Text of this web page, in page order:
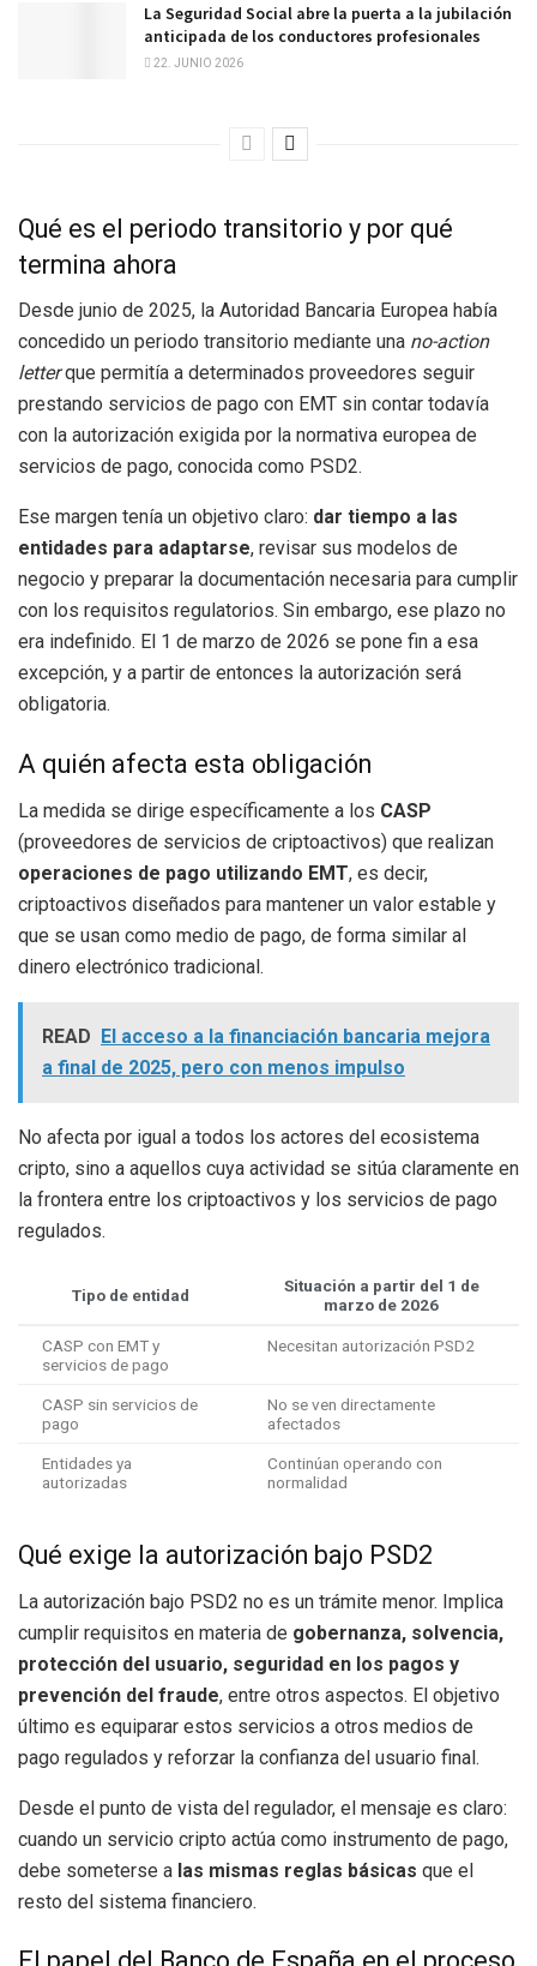
La Seguridad Social abre la puerta a la jubilación
anticipada de los conductores profesionales
22. JUNIO 2026
Qué es el periodo transitorio y por qué
termina ahora
Desde junio de 2025, la Autoridad Bancaria Europea había
concedido un periodo transitorio mediante una no-action
letterque permitía a determinados proveedores seguir
prestando servicios de pago con EMT sin contar todavía
con la autorización exigida por la normativa europea de
servicios de pago, conocida como PSD2.
Ese margen tenía un objetivo claro: dar tiempo a las
entidades para adaptarse, revisar sus modelos de
negocio y preparar la documentación necesaria para cumplir
con los requisitos regulatorios. Sin embargo, ese plazo no
era indefinido. El 1 de marzo de 2026 se pone fin a esa
excepción, y a partir de entonces la autorización será
obligatoria.
A quién afecta esta obligación
La medida se dirige específicamente a los CASP
(proveedores de servicios de criptoactivos) que realizan
operaciones de pago utilizando EMT, es decir,
criptoactivos diseñados para mantener un valor estable y
que se usan como medio de pago, de forma similar al
dinero electrónico tradicional.
READ El acceso a la financiación bancaria mejora
a final de 2025, pero con menos impulso
No afecta por igual a todos los actores del ecosistema
cripto, sino a aquellos cuya actividad se sitúa claramente en
la frontera entre los criptoactivos y los servicios de pago
regulados.
Tipo de entidad
Situación a partir del 1 de
marzo de 2026
CASP con EMT y
servicios de pago
Necesitan autorización PSD2
CASP sin servicios de
pago
No se ven directamente
afectados
Entidades ya
autorizadas
Continúan operando con
normalidad
Qué exige la autorización bajo PSD2
La autorización bajo PSD2 no es un trámite menor. Implica
cumplir requisitos en materia de gobernanza, solvencia,
protección del usuario, seguridad en los pagos y
prevención del fraude, entre otros aspectos. El objetivo
último es equiparar estos servicios a otros medios de
pago regulados y reforzar la confianza del usuario final.
Desde el punto de vista del regulador, el mensaje es claro:
cuando un servicio cripto actúa como instrumento de pago,
debe someterse a las mismas reglas básicas que el
resto del sistema financiero.